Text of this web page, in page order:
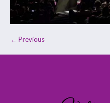
← Previous